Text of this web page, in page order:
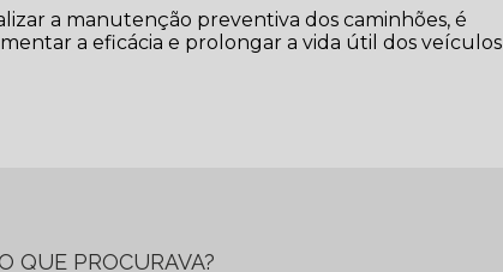
a manutenção preventiva dos caminhões, é
a eficácia e prolongar a vida útil dos veículos
QUE PROCURAVA?